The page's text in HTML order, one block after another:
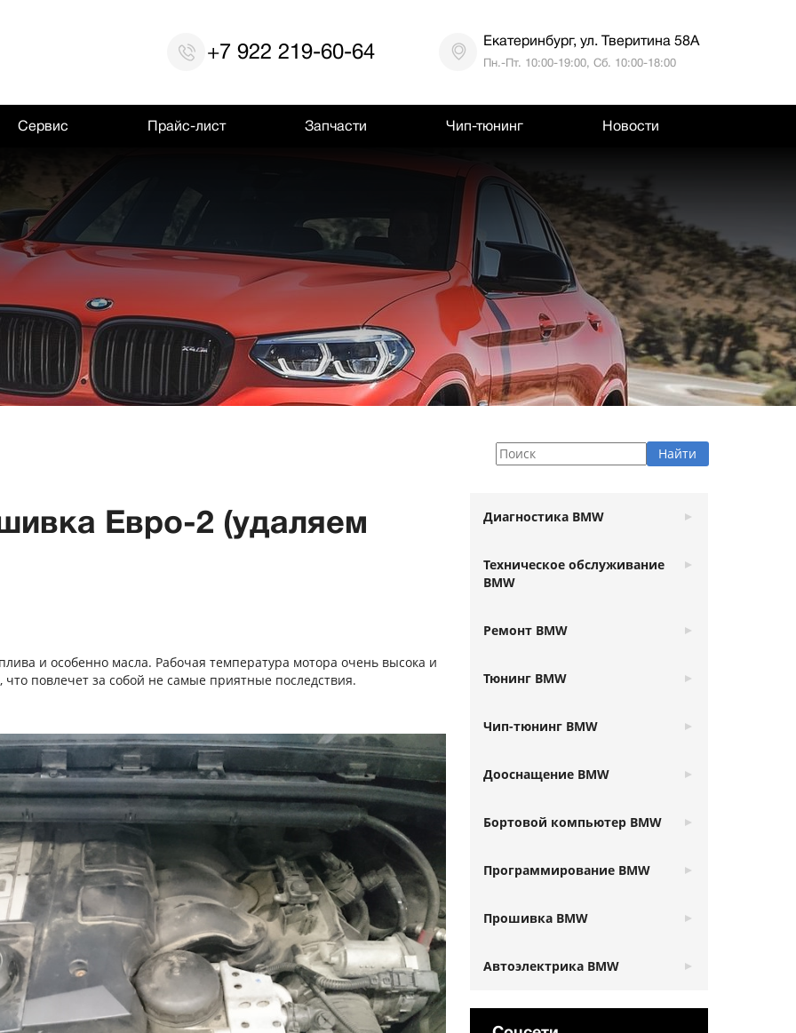
+7 922 219-60-64 Екатеринбург, ул. Тверитина 58А
Пн.-Пт. 10:00-19:00, Сб. 10:00-18:00
Сервис Прайс-лист Запчасти Чип-тюнинг Новости
Евро-2 (удаляем
и особенно масла. Рабочая температура мотора очень высока и
повлечет за собой не самые приятные последствия.
Диагностика BMW
Техническое обслуживание
BMW
Ремонт BMW
Тюнинг BMW
Чип-тюнинг BMW
Дооснащение BMW
Бортовой компьютер BMW
Программирование BMW
Прошивка BMW
Автоэлектрика BMW